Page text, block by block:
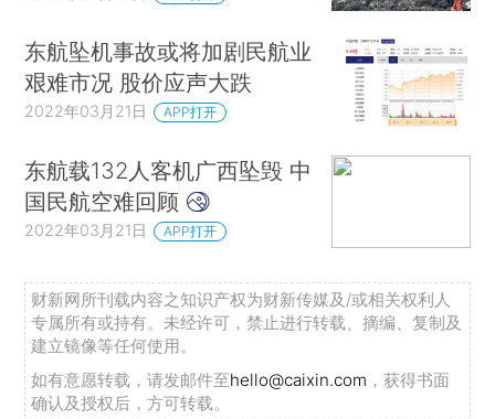
东航坠机事故或将加剧民航业
艰难市况 股价应声大跌
2022年03月21日 APP打开
东航载132人客机广西坠毁 中
国民航空难回顾
2022年03月21日 APP打开
财新网所刊载内容之知识产权为财新传媒及/或相关权利人
专属所有或持有。未经许可，禁止进行转载、摘编、复制及
建立镜像等任何使用。
如有意愿转载，请发邮件至hello@caixin.com ，获得书面
确认及授权后，方可转载。